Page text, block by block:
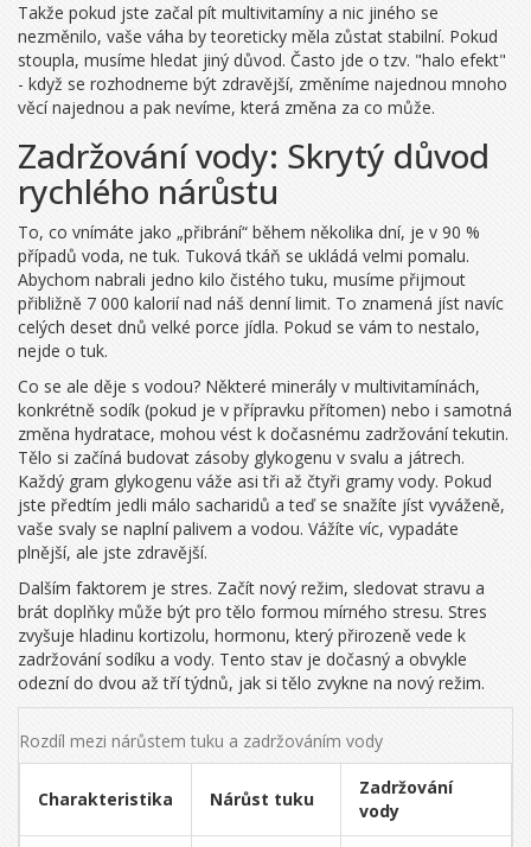
Takže pokud jste začal pít multivitamíny a nic jiného se
nezměnilo, vaše váha by teoreticky měla zůstat stabilní. Pokud
stoupla, musíme hledat jiný důvod. Často jde o tzv. "halo efekt"
- když se rozhodneme být zdravější, změníme najednou mnoho
věcí najednou a pak nevíme, která změna za co může.
Zadržování vody: Skrytý důvod
rychlého nárůstu
To, co vnímáte jako „přibrání“ během několika dní, je v 90 %
případů voda, ne tuk. Tuková tkáň se ukládá velmi pomalu.
Abychom nabrali jedno kilo čistého tuku, musíme přijmout
přibližně 7 000 kalorií nad náš denní limit. To znamená jíst navíc
celých deset dnů velké porce jídla. Pokud se vám to nestalo,
nejde o tuk.
Co se ale děje s vodou? Některé minerály v multivitamínách,
konkrétně sodík (pokud je v přípravku přítomen) nebo i samotná
změna hydratace, mohou vést k dočasnému zadržování tekutin.
Tělo si začíná budovat zásoby glykogenu v svalu a játrech.
Každý gram glykogenu váže asi tři až čtyři gramy vody. Pokud
jste předtím jedli málo sacharidů a teď se snažíte jíst vyváženě,
vaše svaly se naplní palivem a vodou. Vážíte víc, vypadáte
plnější, ale jste zdravější.
Dalším faktorem je stres. Začít nový režim, sledovat stravu a
brát doplňky může být pro tělo formou mírného stresu. Stres
zvyšuje hladinu kortizolu, hormonu, který přirozeně vede k
zadržování sodíku a vody. Tento stav je dočasný a obvykle
odezní do dvou až tří týdnů, jak si tělo zvykne na nový režim.
Rozdíl mezi nárůstem tuku a zadržováním vody
Charakteristika Nárůst tuku
Zadržování
vody